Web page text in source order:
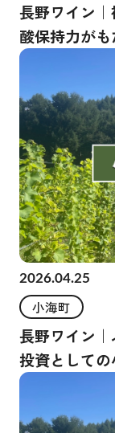
長野ワイン
酸保持力が
2026.04.25
小海町
長野ワイン
投資として